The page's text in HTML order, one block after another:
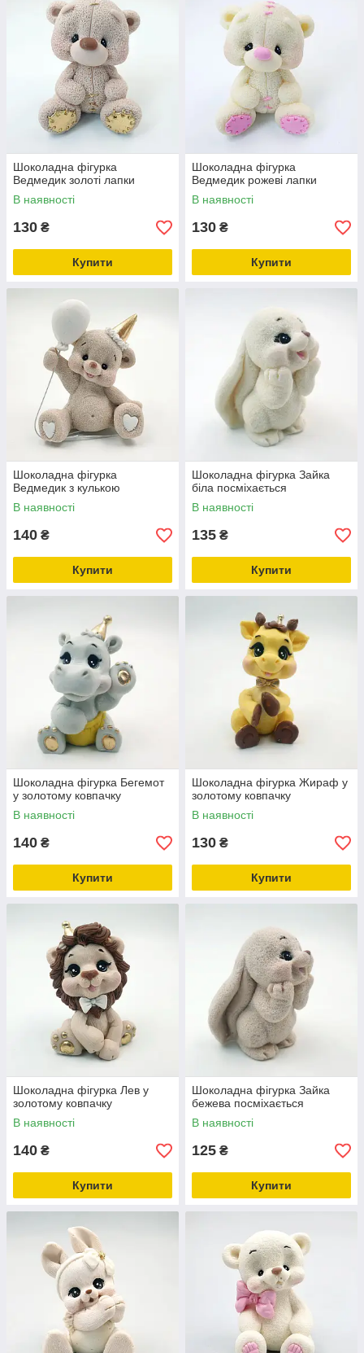
Шоколадна фігурка
Ведмедик золоті лапки
В наявності
130 ₴
Купити
Шоколадна фігурка
Ведмедик рожеві лапки
В наявності
130 ₴
Купити
Шоколадна фігурка
Ведмедик з кулькою
В наявності
140 ₴
Купити
Шоколадна фігурка Зайка
біла посміхається
В наявності
135 ₴
Купити
Шоколадна фігурка Бегемот
у золотому ковпачку
В наявності
140 ₴
Купити
Шоколадна фігурка Жираф у
золотому ковпачку
В наявності
130 ₴
Купити
Шоколадна фігурка Лев у
золотому ковпачку
В наявності
140 ₴
Купити
Шоколадна фігурка Зайка
бежева посміхається
В наявності
125 ₴
Купити